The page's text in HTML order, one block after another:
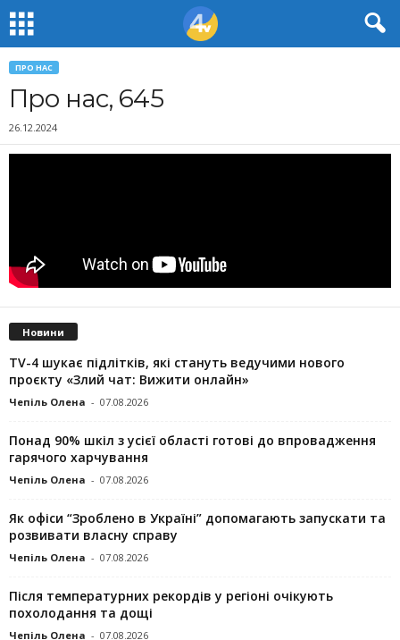
ПРО НАС
Про нас, 645
26.12.2024
Новини
TV-4 шукає підлітків, які стануть ведучими нового
проєкту «Злий чат: Вижити онлайн»
Чепіль Олена - 07.08.2026
Понад 90% шкіл з усієї області готові до впровадження
гарячого харчування
Чепіль Олена - 07.08.2026
Як офіси “Зроблено в Україні” допомагають запускaти та
розвивати власну справу
Чепіль Олена - 07.08.2026
Після температурних рекордів у регіоні очікують
похолодання та дощі
Чепіль Олена - 07.08.2026